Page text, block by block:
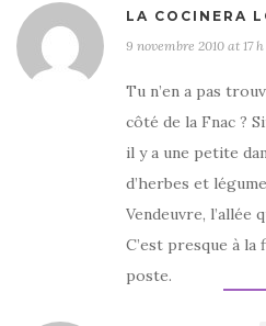
LA COCINERA
9 novembre 2010 at 17
Tu n’en a pas
côté de la Fnac ?
il y a une petite
d’herbes et
Vendeuvre, l’allée
C’est presque à la
poste.